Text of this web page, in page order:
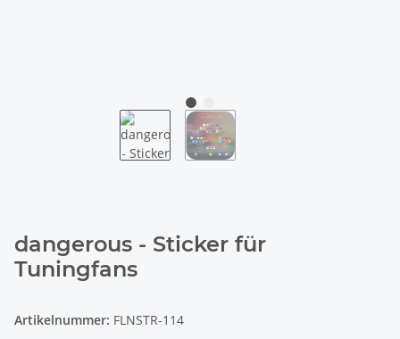
dangerous - Sticker für
Tuningfans
Artikelnummer: FLNSTR-114